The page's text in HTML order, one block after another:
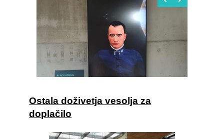
Ostala doživetja vesolja za
doplačilo